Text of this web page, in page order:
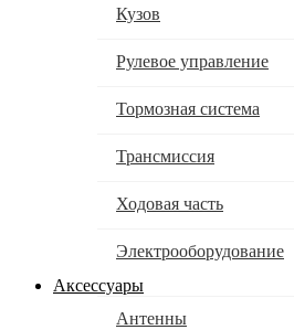
Кузов
Рулевое управление
Тормозная система
Трансмиссия
Ходовая часть
Электрооборудование
Аксессуары
Антенны